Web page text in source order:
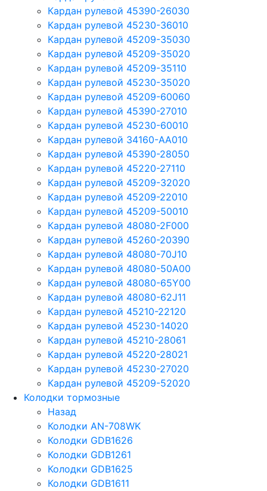
Кардан рулевой 45390-26030
Кардан рулевой 45230-36010
Кардан рулевой 45209-35030
Кардан рулевой 45209-35020
Кардан рулевой 45209-35110
Кардан рулевой 45230-35020
Кардан рулевой 45209-60060
Кардан рулевой 45390-27010
Кардан рулевой 45230-60010
Кардан рулевой 34160-AA010
Кардан рулевой 45390-28050
Кардан рулевой 45220-27110
Кардан рулевой 45209-32020
Кардан рулевой 45209-22010
Кардан рулевой 45209-50010
Кардан рулевой 48080-2F000
Кардан рулевой 45260-20390
Кардан рулевой 48080-70J10
Кардан рулевой 48080-50A00
Кардан рулевой 48080-65Y00
Кардан рулевой 48080-62J11
Кардан рулевой 45210-22120
Кардан рулевой 45230-14020
Кардан рулевой 45210-28061
Кардан рулевой 45220-28021
Кардан рулевой 45230-27020
Кардан рулевой 45209-52020
Колодки тормозные
Назад
Колодки AN-708WK
Колодки GDB1626
Колодки GDB1261
Колодки GDB1625
Колодки GDB1611